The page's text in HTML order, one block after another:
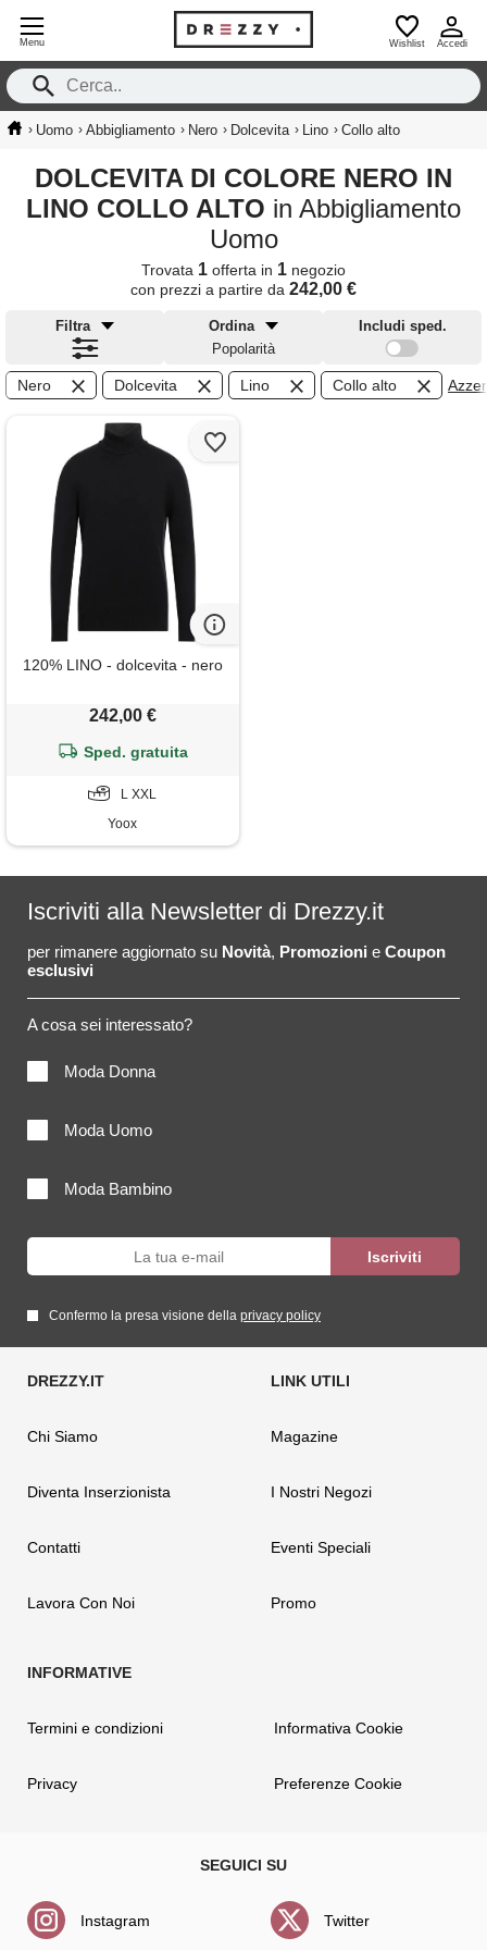
Menu Wishlist Accedi
› Uomo › Abbigliamento › Nero › Dolcevita › Lino › Collo alto
DOLCEVITA DI COLORE NERO IN
LINO COLLO ALTO in Abbigliamento
Uomo
Trovata 1 offerta in 1 negozio
con prezzi a partire da 242,00 €
Filtra
Ordina
Popolarità
Includi sped.
Nero Dolcevita Lino Collo alto
120% LINO - dolcevita - nero
242,00 €
Sped. gratuita
L XXL
Yoox
Iscriviti alla Newsletter di Drezzy.it
per rimanere aggiornato su Novità, Promozioni e Coupon
esclusivi
A cosa sei interessato?
Moda Donna
Moda Uomo
Moda Bambino
Confermo la presa visione della privacy policy
Chi Siamo
Diventa Inserzionista
Contatti
Lavora Con Noi
Magazine
I Nostri Negozi
Eventi Speciali
Promo
Termini e condizioni
Privacy
Informativa Cookie
Preferenze Cookie
Instagram Twitter